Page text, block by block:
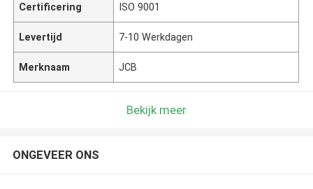
Certificering ISO 9001
Levertijd 7-10 Werkdagen
Merknaam JCB
Bekijk meer
ONGEVEER ONS